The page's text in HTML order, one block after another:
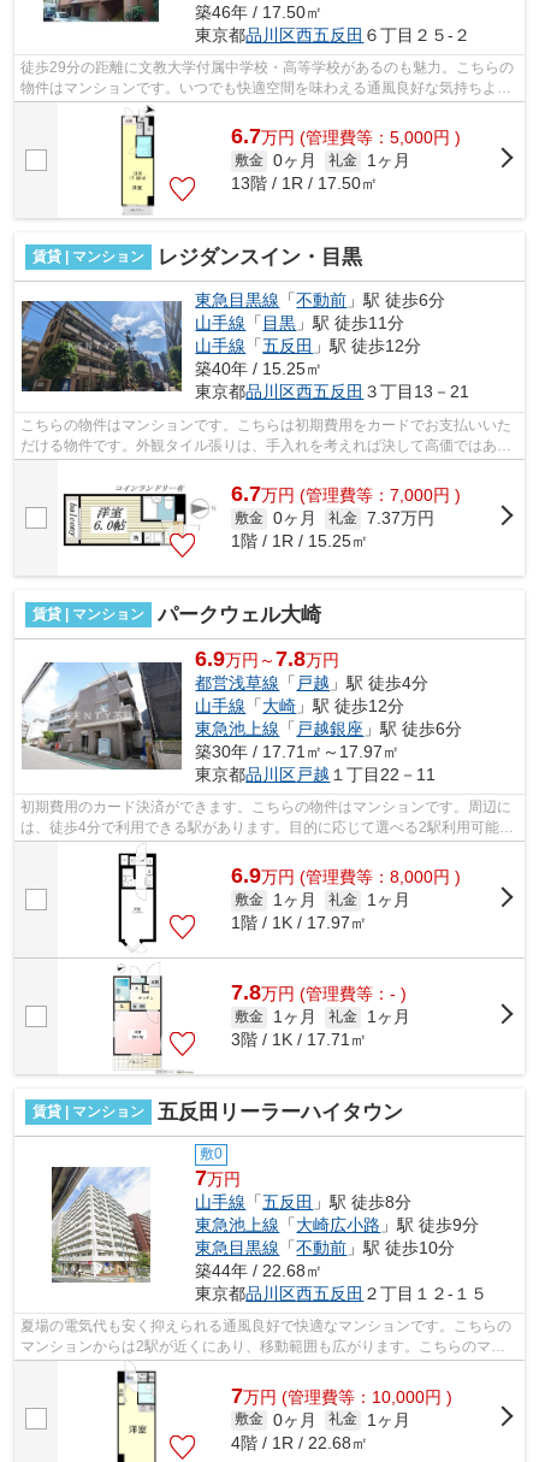
築46年 / 17.50㎡
東京都品川区西五反田 ６丁目２５-２
徒歩29分の距離に文教大学付属中学校・高等学校があるのも魅力。こちらの
物件はマンションです。いつでも快適空間を味わえる通風良好な気持ちよい
マンション。初期費用をカードでお支...
6.7万円 (管理費等：5,000円 )
敷金 0ヶ月 礼金
1ヶ月
13階 / 1R / 17.50㎡
賃貸 | マンション レジダンスイン・目黒
東急目黒線 「不動前 」駅 徒歩6分
山手線 「 目黒 」駅 徒歩11分
山手線 「五反田 」駅 徒歩12分
築40年 / 15.25㎡
東京都品川区西五反田 ３丁目13－21
こちらの物件はマンションです。こちらは初期費用をカードでお支払いいた
だける物件です。外観タイル張りは、手入れを考えれば決して高価ではあり
ません。駅から徒歩6分にある物件なの...
6.7万円 (管理費等：7,000円 )
敷金 0ヶ月 礼金 7.37万円
1階 / 1R / 15.25㎡
賃貸 | マンション パークウェル大崎
6.9万円～7.8万円
都営浅草線 「 戸越 」駅 徒歩4分
山手線 「大崎 」駅 徒歩12分
東急池上線 「 戸越銀座 」駅 徒歩6分
築30年 / 17.71㎡～17.97㎡
東京都品川区戸越 １丁目22－11
初期費用のカード決済ができます。こちらの物件はマンションです。周辺に
は、徒歩4分で利用できる駅があります。目的に応じて選べる2駅利用可能な
物件です。空気の入れ替えができる風...
6.9万円 (管理費等：8,000円 )
敷金 1ヶ月 礼金
1ヶ月
1階 / 1K / 17.97㎡
7.8万円 (管理費等：- )
敷金 1ヶ月 礼金
1ヶ月
3階 / 1K / 17.71㎡
賃貸 | マンション 五反田リーラーハイタウン
敷0
7万円
山手線 「五反田 」駅 徒歩8分
東急池上線 「大崎広小路 」駅 徒歩9分
東急目黒線 「不動前 」駅 徒歩10分
築44年 / 22.68㎡
東京都品川区西五反田 ２丁目１２-１５
夏場の電気代も安く抑えられる通風良好で快適なマンションです。こちらの
マンションからは2駅が近くにあり、移動範囲も広がります。こちらのマン
ションでは初期費用をカードでお支払い...
7万円 (管理費等：10,000円 )
敷金 0ヶ月 礼金
1ヶ月
4階 / 1R / 22.68㎡